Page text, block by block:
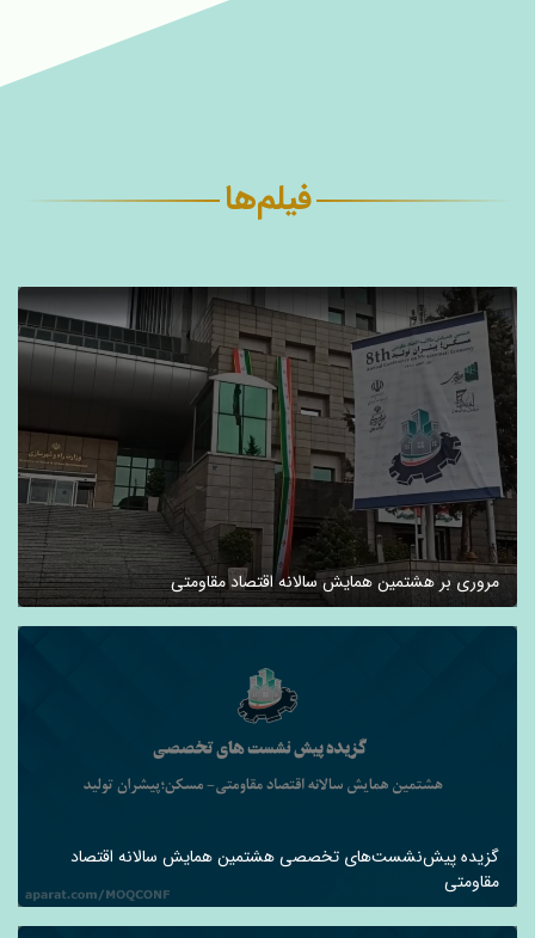
فیلم‌ها
مروری بر هشتمین همایش سالانه اقتصاد مقاومتی
گزیده پیش‌نشست‌های تخصصی هشتمین همایش سالانه اقتصاد
مقاومتی